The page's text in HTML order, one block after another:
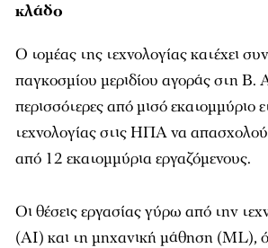
κλάδο
Ο τομέας της τεχνολογίας κατέχει
παγκοσμίου μεριδίου αγοράς στη Β.
περισσότερες από μισό εκατομμύριο
τεχνολογίας στις ΗΠΑ να
από 12 εκατομμύρια εργαζόμενους.
Οι θέσεις εργασίας γύρω από την
(AI) και τη μηχανική μάθηση (ML),